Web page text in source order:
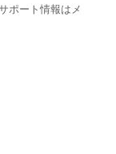
ポート情報はメ